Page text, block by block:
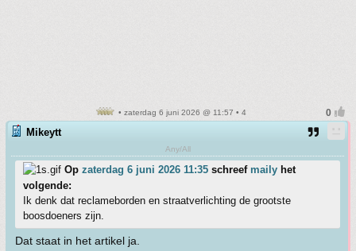
• zaterdag 6 juni 2026 @ 11:57 • 4
Mikeytt
Any/All
Op zaterdag 6 juni 2026 11:35 schreef maily het
volgende:
Ik denk dat reclameborden en straatverlichting de grootste
boosdoeners zijn.
Dat staat in het artikel ja.